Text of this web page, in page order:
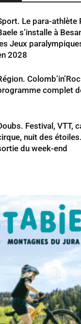
Le para-athlète
s’installe à
Jeux
2028
complet
Festival, VTT,
nuit des
du week-end